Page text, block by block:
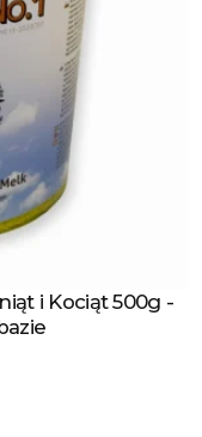
i Kociąt 500g -